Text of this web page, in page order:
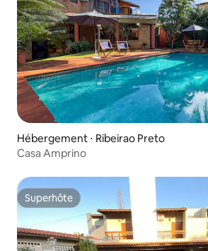
Hébergement ⋅ Ribeirao Preto
Casa Amprino
Superhôte
Superhôte